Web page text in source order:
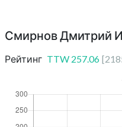
Смирнов Дмитрий
Рейтинг TTW 257.06 [